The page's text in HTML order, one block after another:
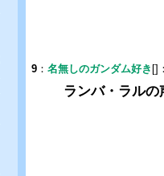
9 ： 名無しのガンダム好き []
ランバ・ラル